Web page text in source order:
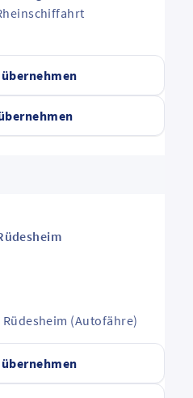
(Autofähre)